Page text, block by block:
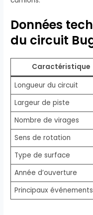
Données
du circuit
Caractéristique
Longueur du circuit
Largeur de piste
Nombre de virages
Sens de rotation
Type de surface
Année d’ouverture
Principaux événements